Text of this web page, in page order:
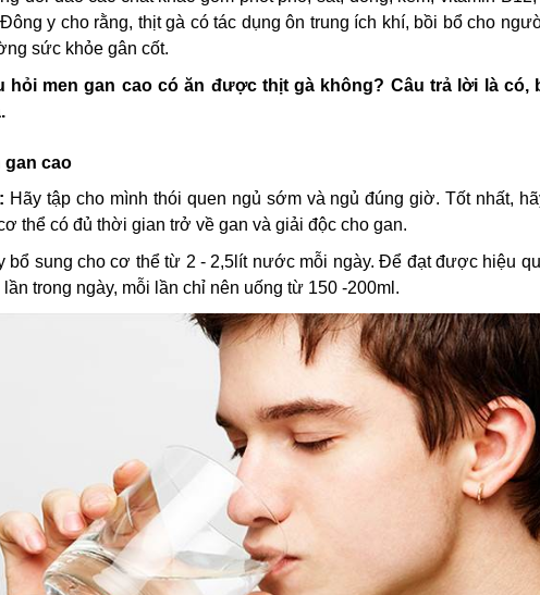
y cho rằng, thịt gà có tác dụng ôn trung ích khí, bồi bổ cho
sức khỏe gân cốt.
hỏi men gan cao có ăn được thịt gà không? Câu trả lời là có,
gan cao
Hãy tập cho mình thói quen ngủ sớm và ngủ đúng giờ. Tốt nhất,
thể có đủ thời gian trở về gan và giải độc cho gan.
bổ sung cho cơ thể từ 2 - 2,5lít nước mỗi ngày. Để đạt được hiệu
trong ngày, mỗi lần chỉ nên uống từ 150 -200ml.